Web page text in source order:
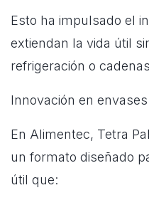
Esto ha impulsado el
extiendan la vida útil
refrigeración o
Innovación en
En Alimentec, Tetra
un formato diseñado
útil que: